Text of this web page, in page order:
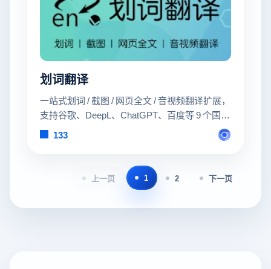
划词翻译
一站式划词 / 截图 / 网页全文 / 音视频翻译扩展，
支持谷歌、DeepL、ChatGPT、百度等 9 个国内
外主流翻译服务，均可用于全文翻译。能在
133
上一页 1 2 下一页